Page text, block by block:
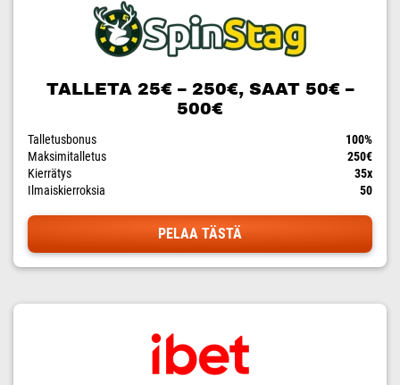
TALLETA 25€ – 250€, SAAT 50€ –
500€
Talletusbonus
100%
Maksimitalletus
250€
Kierrätys
35x
Ilmaiskierroksia
50
PELAA TÄSTÄ